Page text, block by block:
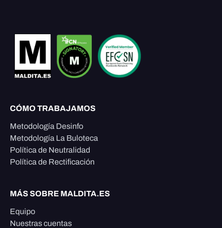
CÓMO TRABAJAMOS
Metodología Desinfo
Metodología La Buloteca
Política de Neutralidad
Política de Rectificación
MÁS SOBRE MALDITA.ES
Equipo
Nuestras cuentas